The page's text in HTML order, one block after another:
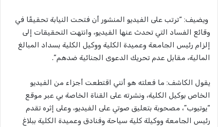
ويضيف: “ترتب على الفيديو المنشور أن فتحت النيابة تحقيقًا في
وقائع الفساد التي تحدث عنها الفيديو، وانتهت التحقيقات إلى
إلزام رئيس الجامعة وعميدة الكلية ووكيل الكلية بسداد المبالغ
المالية، مقابل عدم تحريك الدعوى الجنائية ضدهم”.
يقول الكاشف: ما فعلته هو أنني اقتطعت أجزاء من الفيديو
الخاص بوكيل الكلية، ونشرته على القناة الخاصة بي عبر موقع
“يوتيوب”، مصحوبة بتعليق صوتي على الفيديو، وعلى إثره تقدم
رئيس الجامعة ووكيلة كلية سياحة وفنادق وعميدة الكلية ببلاغ